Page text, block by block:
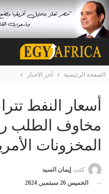
الصفحة الرئيسية آخر الاخبار
أسعار النفط
مخاوف الطلب
المخزونات
كتب
إيمان السيد
الخميس 26 سبتمبر, 2024